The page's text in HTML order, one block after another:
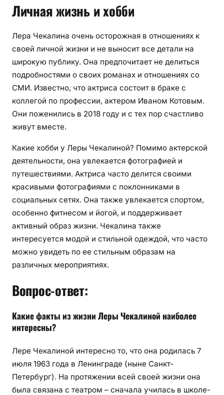
Личная жизнь и хобби
Лера Чекалина очень осторожная в отношениях к
своей личной жизни и не выносит все детали на
широкую публику. Она предпочитает не делиться
подробностями о своих романах и отношениях со
СМИ. Известно, что актриса состоит в браке с
коллегой по профессии, актером Иваном Котовым.
Они поженились в 2018 году и с тех пор счастливо
живут вместе.
Какие хобби у Леры Чекалиной? Помимо актерской
деятельности, она увлекается фотографией и
путешествиями. Актриса часто делится своими
красивыми фотографиями с поклонниками в
социальных сетях. Она также увлекается спортом,
особенно фитнесом и йогой, и поддерживает
активный образ жизни. Чекалина также
интересуется модой и стильной одеждой, что часто
можно увидеть по ее стильным образам на
различных мероприятиях.
Вопрос-ответ:
Какие факты из жизни Леры Чекалиной наиболее
интересны?
Лере Чекалиной ин­те­рес­но то, что она родилась 7
июля 1963 года в Ленингра­де (ныне Санкт-
Петербург). На протяжении всей своей жизни она
была связана с театром – сначала училась в школе-